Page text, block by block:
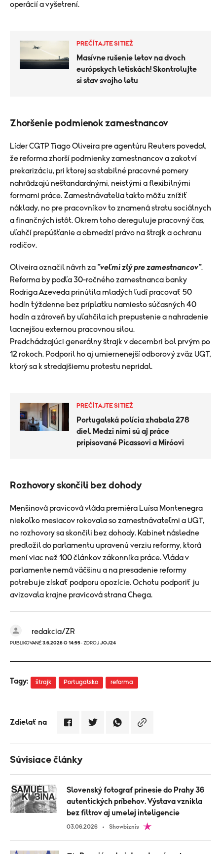
operácií a vyšetrení.
PREČÍTAJTE SI TIEŽ
Masívne rušenie letov na dvoch
európskych letiskách! Skontrolujte
si stav svojho letu
Zhoršenie podmienok zamestnancov
Líder CGTP Tiago Oliveira pre agentúru Reuters povedal,
že reforma zhorší podmienky zamestnancov a zakotví
prekarizáciu, pri ktorej sa stabilné pracovné pomery
nahrádzajú neštandardnými, neistými a flexibilnými
formami práce. Zamestnávatelia takto môžu znížiť
náklady, no pre pracovníkov to znamená stratu sociálnych
a finančných istôt. Okrem toho dereguluje pracovný čas,
uľahčí prepúšťanie a obmedzí právo na štrajk a ochranu
rodičov.
Oliveira označil návrh za "veľmi zlý pre zamestnancov".
Reforma by podľa 30-ročného zamestnanca banky
Rodriga Azeveda prinútila mladých ľudí pracovať 50
hodín týždenne bez príplatku namiesto súčasných 40
hodín a zároveň by uľahčila ich prepustenie a nahradenie
lacnejšou externou pracovnou silou.
Predchádzajúci generálny štrajk v decembri bol prvým po
12 rokoch. Podporil ho aj umiernenejší odborový zväz UGT,
ktorý sa k stredajšiemu protestu nepridal.
PREČÍTAJTE SI TIEŽ
Portugalská polícia zhabala 278
diel. Medzi nimi sú aj práce
pripisované Picassovi a Miróovi
Rozhovory skončili bez dohody
Menšinová pravicová vláda premiéra Luísa Montenegra
niekoľko mesiacov rokovala so zamestnávateľmi a UGT,
no rozhovory sa skončili bez dohody. Kabinet následne
predložil do parlamentu upravenú verziu reformy, ktorá
mení viac než 100 článkov zákonníka práce. Vláda v
parlamente nemá väčšinu a na presadenie reformy
potrebuje získať podporu opozície. Ochotu podporiť ju
avizovala krajne pravicová strana Chega.
redakcia/ZR
PUBLIKOVANÉ 3.6.2026 O 14:55 · ZDROJ JOJ24
Tagy: štrajk Portugalsko reforma
Zdielať na
Súvisiace články
Slovenský fotograf prinesie do Prahy 36
autentických príbehov. Výstava vznikla
bez filtrov aj umelej inteligencie
03.06.2026 Showbiznis